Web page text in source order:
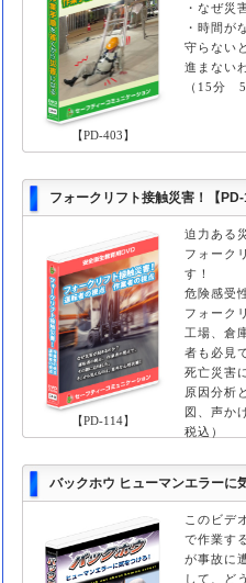
【PD-403】
・なぜ災
・時間が
守らない
進まない
（15分
フォークリフト接触災害！【PD-
【PD-114】
迫力ある
フォーク
す！
危険感受
フォーク
工場、倉
者も必見
死亡災害
原因分析
図、声
税込）
バックホウ ヒューマンエラーに
このビデ
で作業す
が事故に
して、ど